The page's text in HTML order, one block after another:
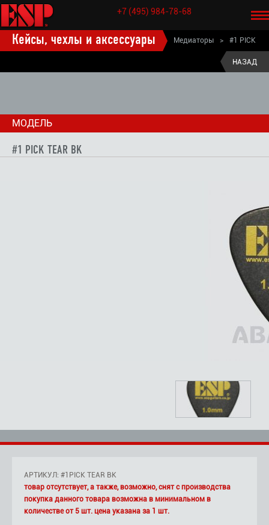
+7 (495) 984-78-68
Кейсы, чехлы и аксессуары Медиаторы > #1 PICK
НАЗАД
МОДЕЛЬ
#1 PICK TEAR BK
АРТИКУЛ: #1PICK TEAR BK
товар отсутствует, а также, возможно, снят с производства
покупка данного товара возможна в минимальном в
количестве от 5 шт. цена указана за 1 шт.